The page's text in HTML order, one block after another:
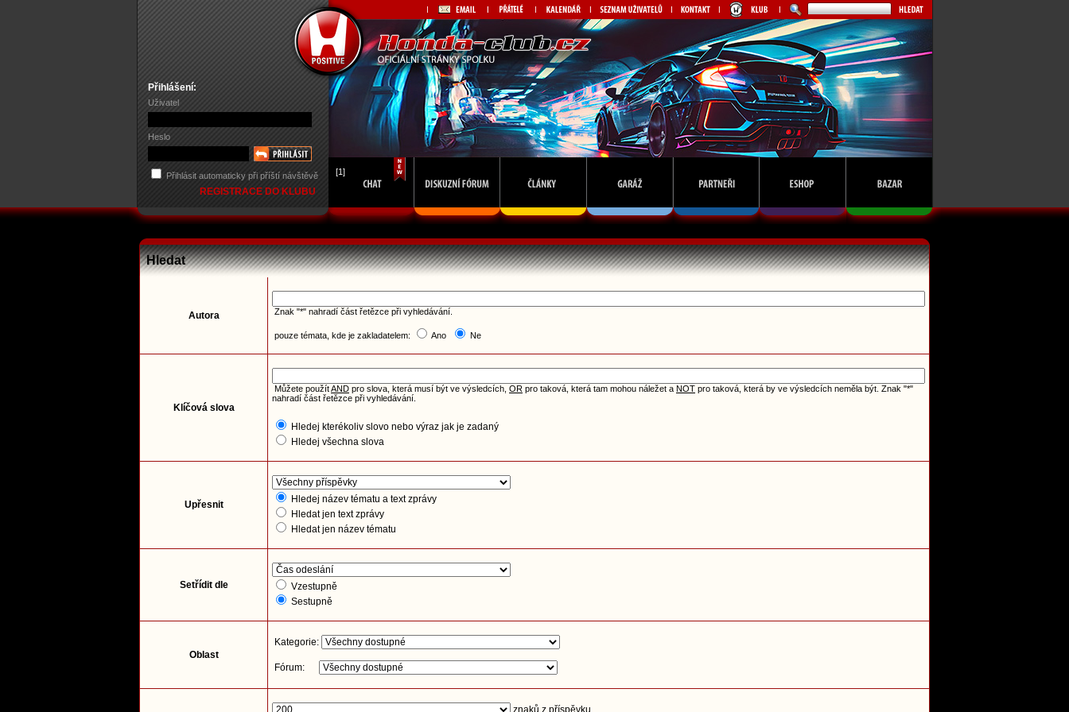
Přihlášení:
Uživatel
Heslo
Přihlásit automaticky při příští návštěvě
REGISTRACE DO KLUBU
[1]
Hledat
Autora Znak "*" nahradí část řetězce při vyhledávání.
pouze témata, kde je zakladatelem: Ano Ne
Klíčová slova
Můžete použítAND pro slova, která musí být ve výsledcích, OR pro taková, která tam mohou náležet a NOT pro taková, která by ve výsledcích neměla být. Znak "*"
nahradí část řetězce při vyhledávání.
Hledej kterékoliv slovo nebo výraz jak je zadaný
Hledej všechna slova
Upřesnit
Hledej název tématu a text zprávy
Hledat jen text zprávy
Hledat jen název tématu
Setřídit dle
Vzestupně
Sestupně
Oblast
Kategorie:
Fórum:
znaků z příspěvku